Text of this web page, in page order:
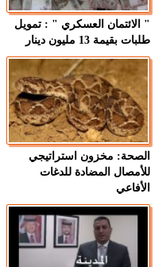
" الائتمان العسكري " : تمويل
طلبات بقيمة 13 مليون دينار
الصحة: مخزون استراتيجي
للأمصال المضادة للدغات
الأفاعي